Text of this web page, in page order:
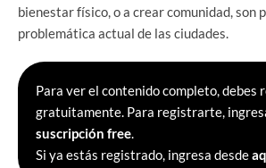
bienestar físico, o a crear comunidad, son
problemática actual de las ciudades.
Para ver el contenido completo, debes
gratuitamente. Para registrarte,
suscripción free.
Si ya estás registrado, ingresa desde